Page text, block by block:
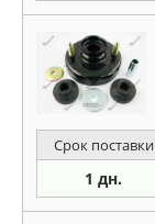
Срок поставки
1 дн.